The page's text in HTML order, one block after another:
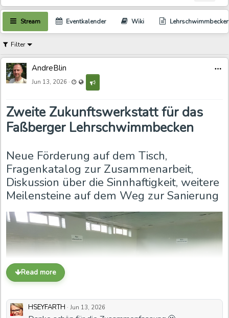
Stream Eventkalender Wiki Lehrschwimmbecken
Filter
AndreBlin
Jun 13, 2026 · Last updated Jun 14, 2026 - 5:52 AM
Visible also to unregistered users
Zweite Zukunftswerkstatt für das
Faßberger Lehrschwimmbecken
Neue Förderung auf dem Tisch,
Fragenkatalog zur Zusammenarbeit,
Diskussion über die Sinnhaftigkeit, weitere
Meilensteine auf dem Weg zur Sanierung
Read more
HSEYFARTH · Jun 13, 2026